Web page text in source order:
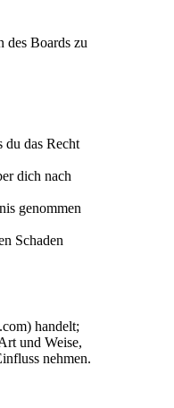
des Boards zu
du das Recht
dich nach
genommen
Schaden
handelt;
und Weise,
nehmen.